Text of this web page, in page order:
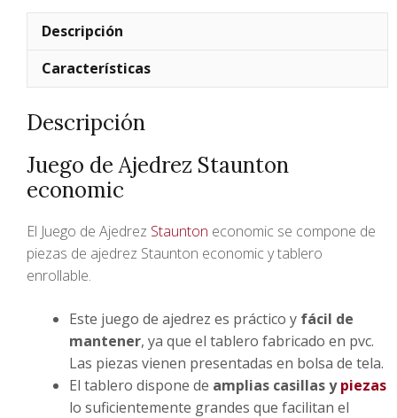
Descripción
Características
Descripción
Juego de Ajedrez Staunton
economic
El Juego de Ajedrez Staunton economic se compone de
piezas de ajedrez Staunton economic y tablero
enrollable.
Este juego de ajedrez es práctico y fácil de
mantener, ya que el tablero fabricado en pvc.
Las piezas vienen presentadas en bolsa de tela.
El tablero dispone de amplias casillas ypiezas
lo suficientemente grandes que facilitan el